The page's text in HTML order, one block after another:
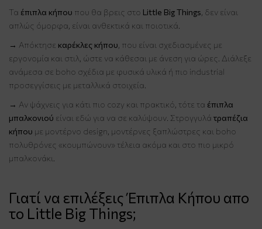
Τα έπιπλα κήπου που θα βρεις στο Little Big Things , δεν είναι
απλώς όμορφα, είναι ανθεκτικά και ποιοτικά.
→ Απόκτησε καρέκλες κήπου , που είναι σχεδιασμένες με
εργονομία και στιλ, ώστε να κάθεσαι με άνεση για ώρες. Διάλεξε
ανάμεσα σε boho σχέδια με φυσικά υλικά ή πιο industrial
προσεγγίσεις με μεταλλικά στοιχεία.
→ Αν ψάχνεις για κάτι πιο cozy και πρακτικό, τότε τα έπιπλα
μπαλκονιού είναι εδώ για να σε καλύψουν. Στρογγυλά τραπέζια
κήπου με μοντέρνο design, μοντέρνες ξαπλώστρες και boho
πολυθρόνες «κουμπώνουν» τέλεια ακόμα και στο πιο μικρό
μπαλκονάκι.
Γιατί να επιλέξεις Έπιπλα Κήπου απο
το Little Big Things;